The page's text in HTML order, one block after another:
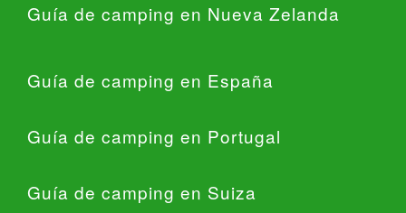
Guía de camping en Nueva Zelanda
Guía de camping en España
Guía de camping en Portugal
Guía de camping en Suiza